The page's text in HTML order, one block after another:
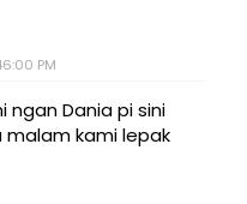
PM
ngan Dania pi sini
malam kami lepak